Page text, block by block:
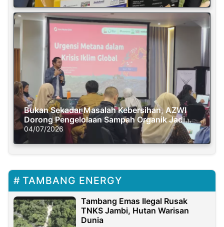
Bukan Sekadar Masalah Kebersihan, AZWI
Dorong Pengelolaan Sampah Organik Jadi
Solusi Krisis Iklim
04/07/2026
TAMBANG ENERGY
Tambang Emas Ilegal Rusak
TNKS Jambi, Hutan Warisan
Dunia